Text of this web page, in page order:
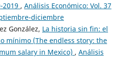
2019 , Análisis Económico: Vol. 37
diciembre
González, La historia sin fin: el
mínimo (The endless story: the
salary in Mexico) , Análisis